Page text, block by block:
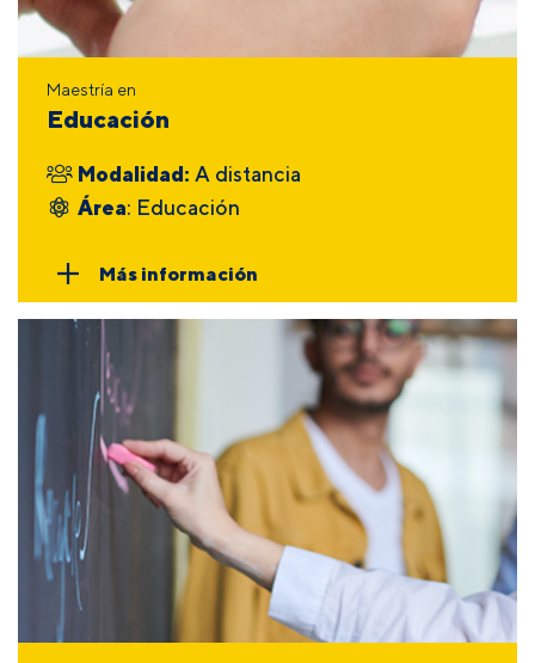
Maestría en
Educación
Modalidad: A distancia
Área: Educación
Más información